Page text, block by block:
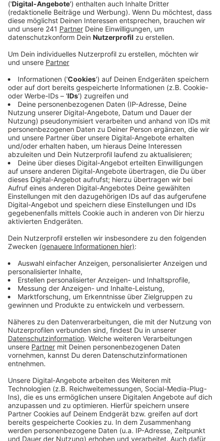
haben.
Veröffentlicht:Donnerstag, 16.05.2019 06:35
Anzeige
Wie mehrere Zeitungen heute berichten haben sich die
Töchter hinter ihren Vater gestellt. Die Mutter habe
mit ihrer starken Sucht über Jahre die Familie kaputt
gemacht. Der Schuldenberg sei so sehr gewachsen,
dass das Elternhaus zwangsversteigert wurde. Die
Räumung sollte ursprünglich gut zwei Wochen nach
der Tat stattfinden.
Anzeige
Gut 500 leere Schnapsflaschen lagen im
Anzeige
Nach dem Tod der Mutter waren im Schuppen neben
dem Haus bis zu 500 leere Schnapsflaschen gefunden
worden. Der Vater habe das Verhalten seiner Frau
einem weiteren Streit übergelaufen war, sagte eine
der Töchter sinngemäß. Der Prozess wird übernächste
Woche fortgesetzt-